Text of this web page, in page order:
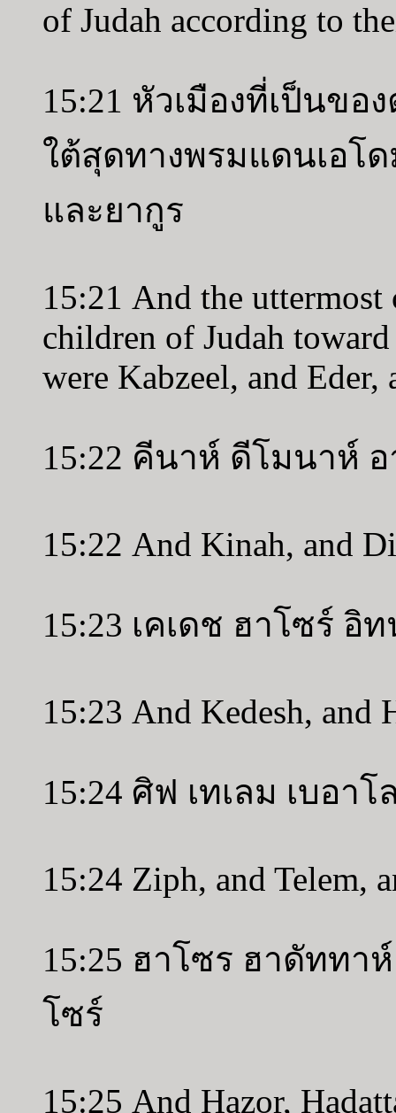
of Judah according to
15:21 หัวเมืองที่เป็นข
ใต้สุดทางพรมแดนเอโด
และยากูร
15:21 And the
children of Judah
were Kabzeel, and Eder,
15:22 คีนาห์ ดีโมนาห์
15:22 And Kinah, and
15:23 เคเดช ฮาโซร์ อิ
15:23 And Kedesh, and
15:24 ศิฟ เทเลม เบอาโ
15:24 Ziph, and Telem,
15:25 ฮาโซร ฮาดัททา
โซร์
15:25 And Hazor,